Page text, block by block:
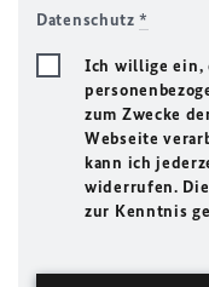
Datenschutz*
Ich willige ein,
zum Zwecke
Webseite
kann ich
widerrufen.
zur Kenntnis